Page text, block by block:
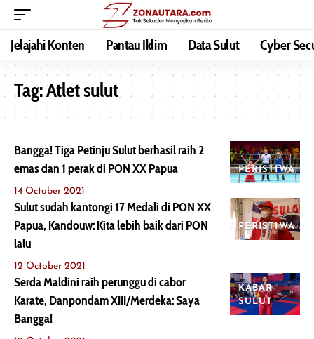
Jelajahi Konten Pantau Iklim Data Sulut Cyber
Tag:Atlet sulut
PERISTIWA
Bangga! Tiga Petinju Sulut berhasil raih 2
emas dan 1 perak di PON XX Papua
14 October 2021
PERISTIWA
Sulut sudah kantongi 17 Medali di PON XX
Papua, Kandouw: Kita lebih baik dari PON
lalu
12 October 2021
KABAR
SULUT
Serda Maldini raih perunggu di cabor
Karate, Danpondam XIII/Merdeka: Saya
Bangga!